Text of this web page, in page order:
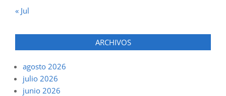
« Jul
ARCHIVOS
agosto 2026
julio 2026
junio 2026